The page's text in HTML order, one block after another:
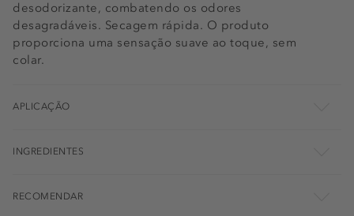
desodorizante, combatendo os odores
desagradáveis. Secagem rápida. O produto
proporciona uma sensação suave ao toque, sem
colar.
APLICAÇÃO
INGREDIENTES
RECOMENDAR